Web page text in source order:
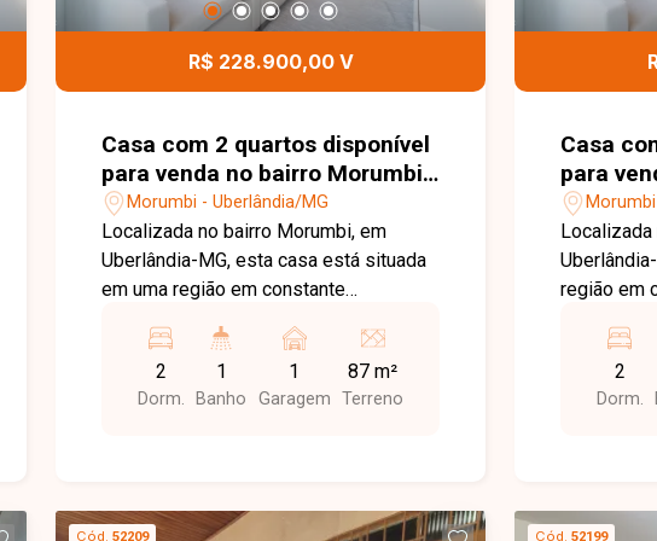
desenvolvimento. O imóvel pode ser
Federal e também por bancos privados,
conclusão da obra. Entre em contato
para mais informações e agende sua
visita.
realizado
após a
agende
R$ 228.900,00 V
Casa com 2 quartos disponível
para venda no bairro Morumbi
em Uberlândia-MG
Morumbi - Uberlândia/MG
Localizada no bairro Morumbi, em
Uberlândia-MG, esta casa está situada
em uma região em constante
supermercados, escolas, farmácias,
comércios e diversos serviços
essenciais. Sua localização privilegiada
conta com ambientes funcionais e bem
2
Dorm.
1
Banho
1
Garagem
87 m²
Terreno
Casa
para
em
Localizada
região em
oferecer
2
Dorm.
Cód. 52209 Cód. 52199